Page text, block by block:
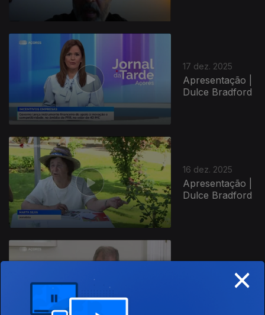
17 dez. 2025
Apresentação |
Dulce Bradford
16 dez. 2025
Apresentação |
Dulce Bradford
Apresentação |
896084
×